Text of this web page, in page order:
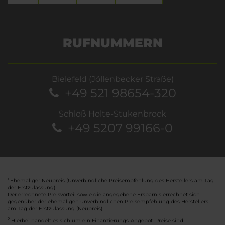
RUFNUMMERN
Bielefeld (Jöllenbecker Straße)
+49 521 98654-320
Schloß Holte-Stukenbrock
+49 5207 99166-0
Ehemaliger Neupreis (Unverbindliche Preisempfehlung des Herstellers am Tag
der Erstzulassung).
Der errechnete Preisvorteil sowie die angegebene Ersparnis errechnet sich
gegenüber der ehemaligen unverbindlichen Preisempfehlung des Herstellers
am Tag der Erstzulassung (Neupreis).
2 Hierbei handelt es sich um ein Finanzierungs-Angebot. Preise sind